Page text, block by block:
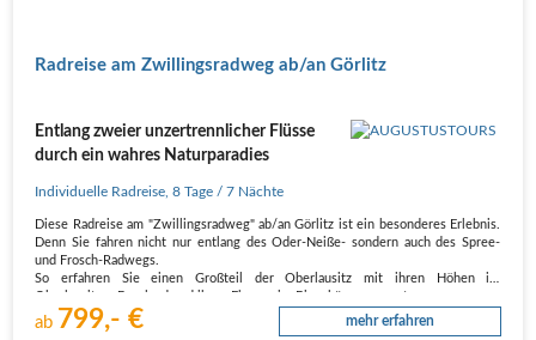
Radreise am Zwillingsradweg ab/an Görlitz
Entlang zweier unzertrennlicher Flüsse
durch ein wahres Naturparadies
Individuelle Radreise ,8 Tage / 7 Nächte
Diese Radreise am "Zwillingsradweg" ab/an Görlitz ist ein besonderes Erlebnis.
Denn Sie fahren nicht nur entlang des Oder-Neiße- sondern auch des Spree-
und Frosch-Radwegs.
So erfahren Sie einen Großteil der Oberlausitz mit ihren Höhen im
ab 799,- € mehr erfahren